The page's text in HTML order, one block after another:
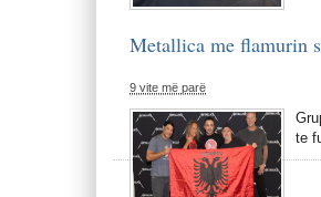
Metallica me flamurin
9 vite më parë
te